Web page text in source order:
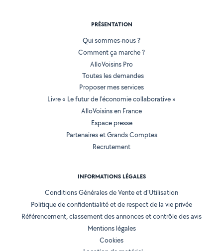
PRÉSENTATION
Qui sommes-nous ?
Comment ça marche ?
AlloVoisins Pro
Toutes les demandes
Proposer mes services
Livre « Le futur de l'économie collaborative »
AlloVoisins en France
Espace presse
Partenaires et Grands Comptes
Recrutement
INFORMATIONS LÉGALES
Conditions Générales de Vente et d'Utilisation
Politique de confidentialité et de respect de la vie privée
Référencement, classement des annonces et contrôle des avis
Mentions légales
Cookies